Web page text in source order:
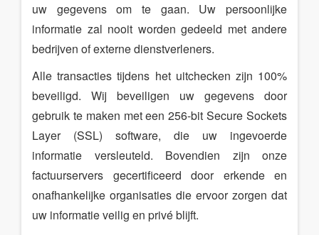
uw gegevens om te gaan. Uw persoonlijke
informatie zal nooit worden gedeeld met andere
bedrijven of externe dienstverleners.
Alle transacties tijdens het uitchecken zijn 100%
beveiligd. Wij beveiligen uw gegevens door
gebruik te maken met een 256-bit Secure Sockets
Layer (SSL) software, die uw ingevoerde
informatie versleuteld. Bovendien zijn onze
factuurservers gecertificeerd door erkende en
onafhankelijke organisaties die ervoor zorgen dat
uw informatie veilig en privé blijft.